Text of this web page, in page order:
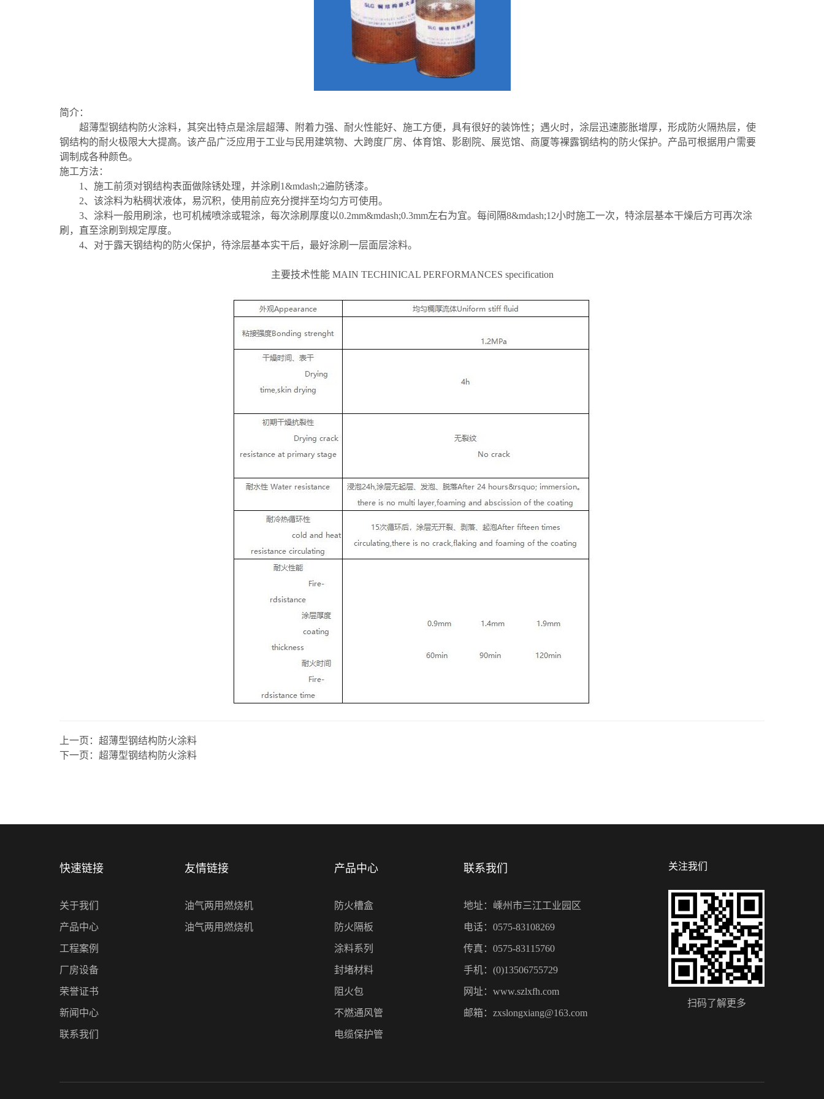
简介：
超薄型钢结构防火涂料，其突出特点是涂层超薄、附着力强、耐火性能好、施工方便，具有很好的装饰性；遇火时，涂层迅速膨胀增厚，形成防火隔热层，使
钢结构的耐火极限大大提高。该产品广泛应用于工业与民用建筑物、大跨度厂房、体育馆、影剧院、展览馆、商厦等裸露钢结构的防火保护。产品可根据用户需要
调制成各种颜色。
施工方法：
1、施工前须对钢结构表面做除锈处理，并涂刷1&mdash;2遍防锈漆。
2、该涂料为粘稠状液体，易沉积，使用前应充分搅拌至均匀方可使用。
3、涂料一般用刷涂，也可机械喷涂或辊涂，每次涂刷厚度以0.2mm&mdash;0.3mm左右为宜。每间隔8&mdash;12小时施工一次，特涂层基本干燥后方可再次涂
刷，直至涂刷到规定厚度。
4、对于露天钢结构的防火保护，待涂层基本实干后，最好涂刷一层面层涂料。
主要技术性能 MAIN TECHINICAL PERFORMANCES specification
上一页： 超薄型钢结构防火涂料
下一页： 超薄型钢结构防火涂料
快速链接
关于我们
产品中心
工程案例
厂房设备
荣誉证书
新闻中心
联系我们
友情链接
油气两用燃烧机
油气两用燃烧机
产品中心
防火槽盒
防火隔板
涂料系列
封堵材料
阻火包
不燃通风管
电缆保护管
联系我们
地址：嵊州市三江工业园区
电话：0575-83108269
传真：0575-83115760
手机：(0)13506755729
网址：www.szlxfh.com
邮箱：zxslongxiang@163.com
关注我们
扫码了解更多